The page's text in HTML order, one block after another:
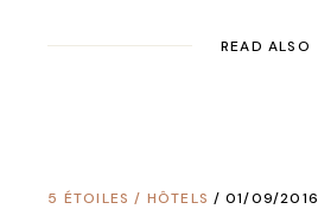
READ ALSO
5 ÉTOILES / HÔTELS 01/09/2016